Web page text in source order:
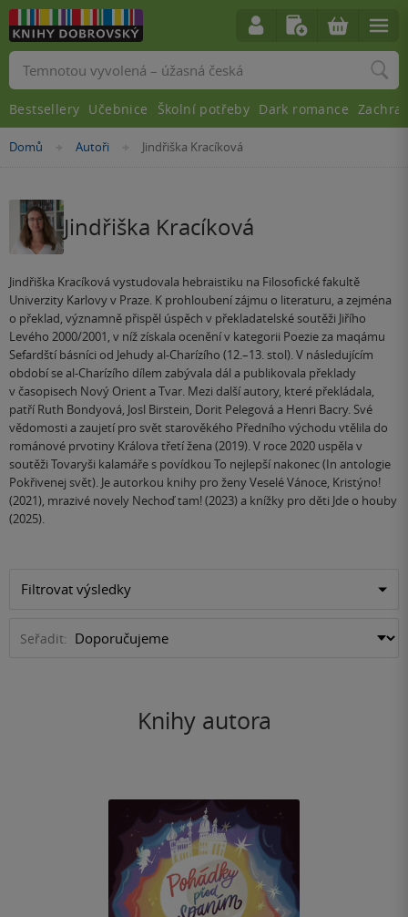
Nacházíte
Domů »Autoři »Jindřiška Kracíková
Jindřiška Kracíková
Jindřiška Kracíková vystudovala hebraistiku na Filosofické fakultě
Univerzity Karlovy v Praze. K prohloubení zájmu o literaturu, a zejména
o překlad, významně přispěl úspěch v překladatelské soutěži Jiřího
Levého 2000/2001, v níž získala ocenění v kategorii Poezie za maqámu
Sefardští básníci od Jehudy al-Charízího (12.–13. stol). V následujícím
období se al-Charízího dílem zabývala dál a publikovala překlady
v časopisech Nový Orient a Tvar. Mezi další autory, které překládala,
patří Ruth Bondyová, Josl Birstein, Dorit Pelegová a Henri Bacry. Své
vědomosti a zaujetí pro svět starověkého Předního východu vtělila do
románové prvotiny Králova třetí žena (2019). V roce 2020 uspěla v
soutěži Tovaryši kalamáře s povídkou To nejlepší nakonec (In antologie
Pokřivenej svět). Je autorkou knihy pro ženy Veselé Vánoce, Kristýno!
(2021), mrazivé novely Nechoď tam! (2023) a knížky pro děti Jde o houby
(2025).
Filtrovat výsledky
Seřadit:
Knihy autora
Vyhledávání
Bestsellery Učebnice Školní potřeby Dark romance